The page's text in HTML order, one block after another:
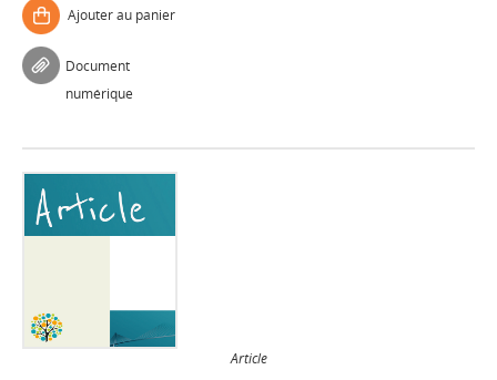
Ajouter au panier
Document
numérique
Article